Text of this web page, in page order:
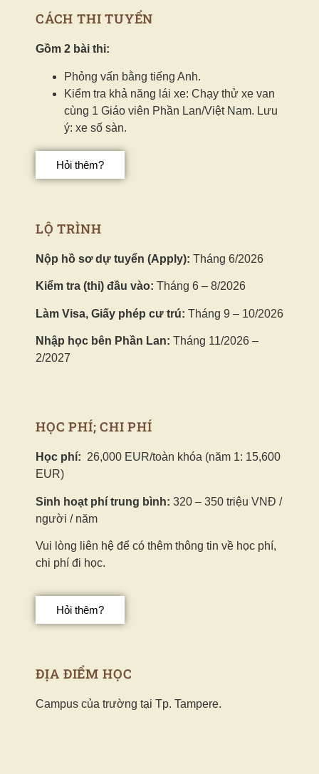
CÁCH THI TUYỂN
Gồm 2 bài thi:
Phỏng vấn bằng tiếng Anh.
Kiểm tra khả năng lái xe: Chạy thử xe van
cùng 1 Giáo viên Phần Lan/Việt Nam. Lưu
ý: xe số sàn.
Hỏi thêm?
LỘ TRÌNH
Nộp hồ sơ dự tuyển (Apply): Tháng 6/2026
Kiểm tra (thi) đầu vào: Tháng 6 – 8/2026
Làm Visa, Giấy phép cư trú: Tháng 9 – 10/2026
Nhập học bên Phần Lan: Tháng 11/2026 –
2/2027
HỌC PHÍ; CHI PHÍ
Học phí: 26,000 EUR/toàn khóa (năm 1: 15,600
EUR)
Sinh hoạt phí trung bình: 320 – 350 triệu VNĐ /
người / năm
Vui lòng liên hệ để có thêm thông tin về học phí,
chi phí đi học.
Hỏi thêm?
ĐỊA ĐIỂM HỌC
Campus của trường tại Tp. Tampere.